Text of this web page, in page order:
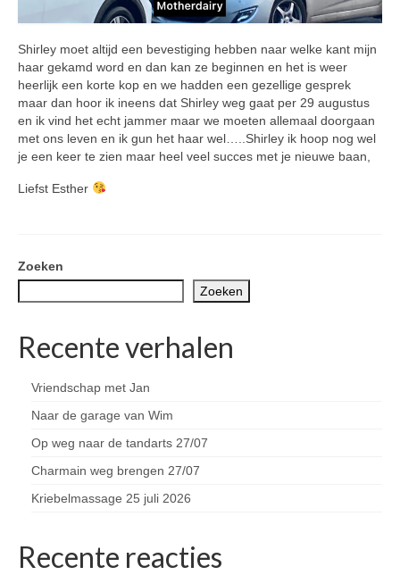
Shirley moet altijd een bevestiging hebben naar welke kant mijn
haar gekamd word en dan kan ze beginnen en het is weer
heerlijk een korte kop en we hadden een gezellige gesprek
maar dan hoor ik ineens dat Shirley weg gaat per 29 augustus
en ik vind het echt jammer maar we moeten allemaal doorgaan
met ons leven en ik gun het haar wel…..Shirley ik hoop nog wel
je een keer te zien maar heel veel succes met je nieuwe baan,
Liefst Esther
Zoeken
Zoeken
Recente verhalen
Vriendschap met Jan
Naar de garage van Wim
Op weg naar de tandarts 27/07
Charmain weg brengen 27/07
Kriebelmassage 25 juli 2026
Recente reacties